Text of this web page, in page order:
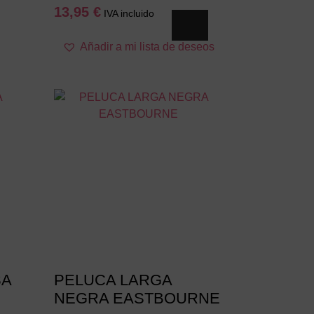
13,95 € IVA incluido
Añadir a mi lista de deseos
PELUCA LARGA
NEGRA EASTBOURNE